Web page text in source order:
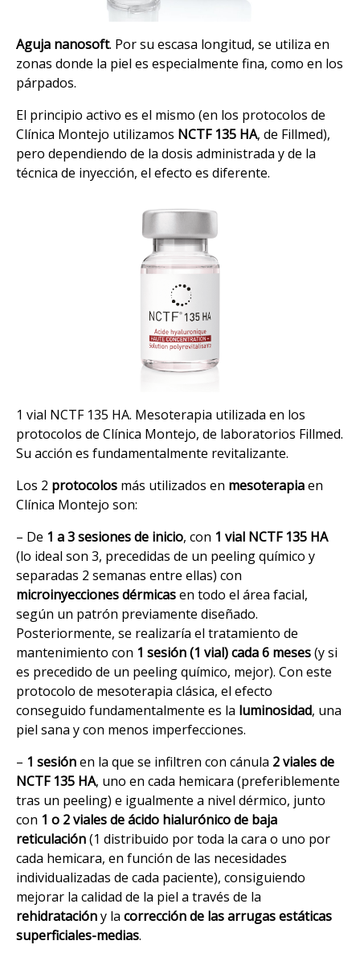
Aguja nanosoft. Por su escasa longitud, se utiliza en
zonas donde la piel es especialmente fina, como en los
párpados.
El principio activo es el mismo (en los protocolos de
Clínica Montejo utilizamos NCTF 135 HA, de Fillmed),
pero dependiendo de la dosis administrada y de la
técnica de inyección, el efecto es diferente.
1 vial NCTF 135 HA. Mesoterapia utilizada en los
protocolos de Clínica Montejo, de laboratorios Fillmed.
Su acción es fundamentalmente revitalizante.
Los 2 protocolos más utilizados en mesoterapiaen
Clínica Montejo son:
– De 1 a 3 sesiones de inicio, con 1 vial NCTF 135 HA
(lo ideal son 3, precedidas de un peeling químico y
separadas 2 semanas entre ellas) con
microinyecciones dérmicasen todo el área facial,
según un patrón previamente diseñado.
Posteriormente, se realizaría el tratamiento de
mantenimiento con 1 sesión (1 vial) cada 6 meses(y si
es precedido de un peeling químico, mejor). Con este
protocolo de mesoterapia clásica, el efecto
conseguido fundamentalmente es la luminosidad, una
piel sana y con menos imperfecciones.
– 1 sesiónen la que se infiltren con cánula 2 viales de
NCTF 135 HA, uno en cada hemicara (preferiblemente
tras un peeling) e igualmente a nivel dérmico, junto
con 1 o 2 viales de ácido hialurónico de baja
reticulación(1 distribuido por toda la cara o uno por
cada hemicara, en función de las necesidades
individualizadas de cada paciente), consiguiendo
mejorar la calidad de la piel a través de la
rehidratacióny la corrección de las arrugas estáticas
superficiales-medias.